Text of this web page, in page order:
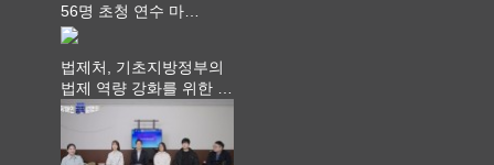
56명 초청 연수 마
쳐...“수업은 더 깊게, 교
법제처, 기초지방정부의
법제 역량 강화를 위한 전
라권 현장설명회 개최